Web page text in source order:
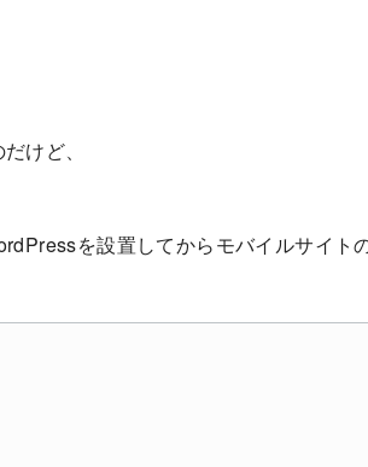
けど、
を設置してからモバイルサイト